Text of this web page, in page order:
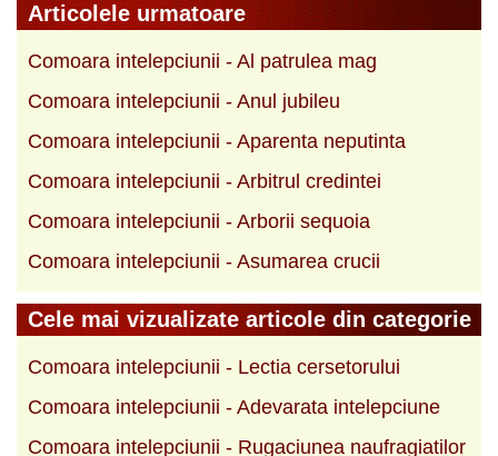
Articolele urmatoare
Comoara intelepciunii - Al patrulea mag
Comoara intelepciunii - Anul jubileu
Comoara intelepciunii - Aparenta neputinta
Comoara intelepciunii - Arbitrul credintei
Comoara intelepciunii - Arborii sequoia
Comoara intelepciunii - Asumarea crucii
Cele mai vizualizate articole din categorie
Comoara intelepciunii - Lectia cersetorului
Comoara intelepciunii - Adevarata intelepciune
Comoara intelepciunii - Rugaciunea naufragiatilor